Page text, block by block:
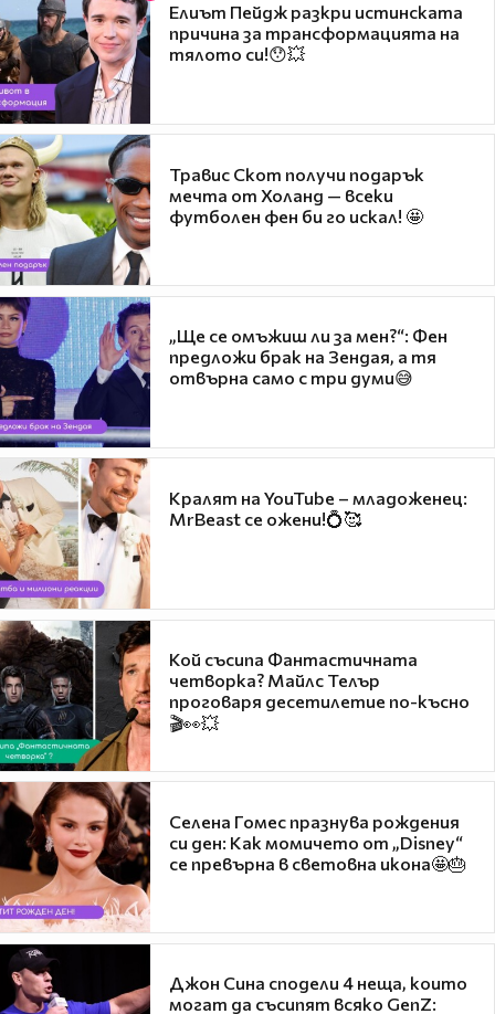
Елиът Пейдж разкри истинската
причина за трансформацията на
тялото си!😯💥
Травис Скот получи подарък
мечта от Холанд — всеки
футболен фен би го искал! 🤩
„Ще се омъжиш ли за мен?“: Фен
предложи брак на Зендая, а тя
отвърна само с три думи😅
Кралят на YouTube – младоженец:
MrBeast се ожени!💍🥰
Кой съсипа Фантастичната
четворка? Майлс Телър
проговаря десетилетие по-късно
🎬👀💥
Селена Гомес празнува рождения
си ден: Как момичето от „Disney“
се превърна в световна икона🤩🎂
Джон Сина сподели 4 неща, които
могат да съсипят всяко GenZ: